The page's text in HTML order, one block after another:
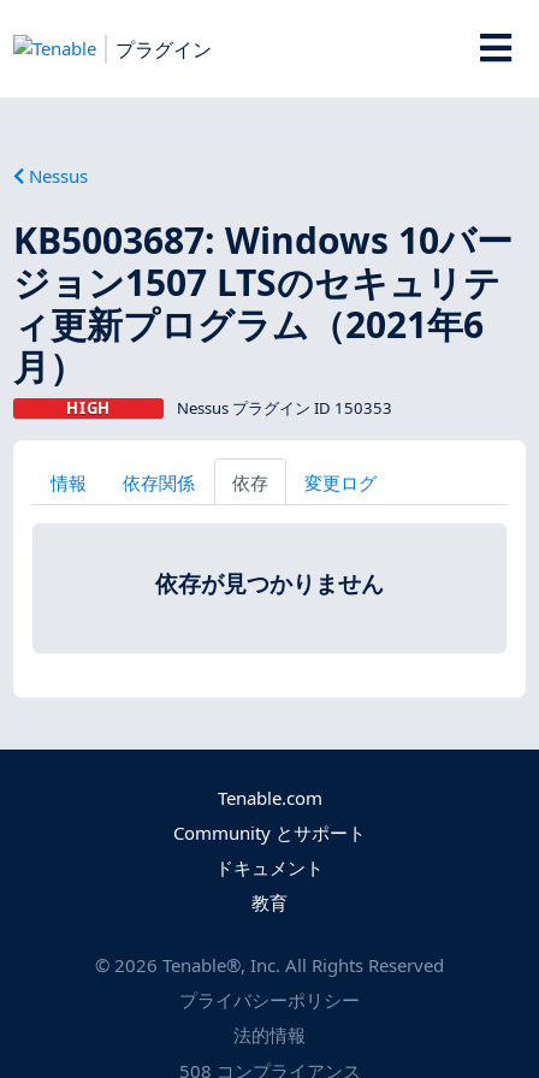
プラグイン
Nessus
KB5003687: Windows 10バー
ジョン1507 LTSのセキュリテ
ィ更新プログラム（2021年6
月）
HIGH Nessus プラグイン ID 150353
情報 依存関係 依存 変更ログ
依存が見つかりません
Tenable.com
Community とサポート
ドキュメント
教育
© 2026 Tenable®, Inc. All Rights Reserved
プライバシーポリシー
法的情報
508 コンプライアンス